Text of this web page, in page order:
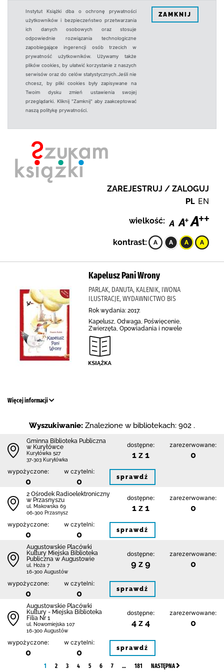
Instytut Książki dba o ochronę prywatności
użytkowników i bezpieczeństwo przetwarzania
ich danych osobowych oraz stosuje
odpowiednie rozwiązania technologiczne
zapobiegające ingerencji osób trzecich w
prywatność użytkowników. Używamy także
plików cookies, by ułatwić korzystanie z naszych
serwisów oraz do celów statystycznych.Jeśli nie
chcesz, by pliki cookies były zapisywane na
Twoim dysku zmień ustawienia swojej
przeglądarki. Kliknij "Zamknij" aby zaakceptować
naszą politykę prywatności.
ZAMKNIJ
ZAREJESTRUJ / ZALOGUJ
PL EN
wielkość:
kontrast:
Kapelusz Pani Wrony
PARLAK, DANUTA, KALENIK, IWONA
ILUSTRACJE, WYDAWNICTWO BIS
Rok wydania: 2017.
Kapelusz, Odwaga, Poświęcenie,
Zwierzęta, Opowiadania i nowele
Więcej informacji
Wyszukiwanie: Znalezione w bibliotekach: 902 .
Gminna Biblioteka Publiczna
w Kuryłówce
Kuryłówka 527
37-303 Kuryłówka
dostępne:
1 z 1
zarezerwowane:
0
wypożyczone:
0
w czytelni:
0 sprawdź
2 Ośrodek Radioelektroniczny
w Przasnyszu
ul. Makowska 69
06-300 Przasnysz
dostępne:
1 z 1
zarezerwowane:
0
wypożyczone:
0
w czytelni:
0 sprawdź
Augustowskie Placówki
Kultury Miejska Biblioteka
Publiczna w Augustowie
ul. Hoża 7
16-300 Augustów
dostępne:
9 z 9
zarezerwowane:
0
wypożyczone:
0
w czytelni:
0 sprawdź
Augustowskie Placówki
Kultury - Miejska Biblioteka
Filia Nr 1
ul. Nowomiejska 107
16-300 Augustów
dostępne:
4 z 4
zarezerwowane:
0
wypożyczone:
0
w czytelni:
0 sprawdź
1 2 3 4 5 6 7 … 181 NASTĘPNA